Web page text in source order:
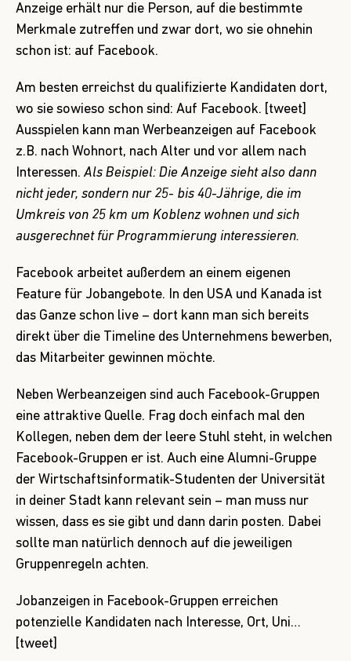
Anzeige erhält nur die Person, auf die bestimmte
Merkmale zutreffen und zwar dort, wo sie ohnehin
schon ist: auf Facebook.
Am besten erreichst du qualifizierte Kandidaten dort,
wo sie sowieso schon sind: Auf Facebook. [tweet]
Ausspielen kann man Werbeanzeigen auf Facebook
z.B. nach Wohnort, nach Alter und vor allem nach
Interessen. Als Beispiel: Die Anzeige sieht also dann
nicht jeder, sondern nur 25- bis 40-Jährige, die im
Umkreis von 25 km um Koblenz wohnen und sich
ausgerechnet für Programmierung interessieren.
Facebook arbeitet außerdem an einem eigenen
Feature für Jobangebote. In den USA und Kanada ist
das Ganze schon live – dort kann man sich bereits
direkt über die Timeline des Unternehmens bewerben,
das Mitarbeiter gewinnen möchte.
Neben Werbeanzeigen sind auch Facebook-Gruppen
eine attraktive Quelle. Frag doch einfach mal den
Kollegen, neben dem der leere Stuhl steht, in welchen
Facebook-Gruppen er ist. Auch eine Alumni-Gruppe
der Wirtschaftsinformatik-Studenten der Universität
in deiner Stadt kann relevant sein – man muss nur
wissen, dass es sie gibt und dann darin posten. Dabei
sollte man natürlich dennoch auf die jeweiligen
Gruppenregeln achten.
Jobanzeigen in Facebook-Gruppen erreichen
potenzielle Kandidaten nach Interesse, Ort, Uni…
[tweet]